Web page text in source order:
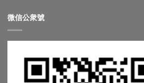
微信公衆號